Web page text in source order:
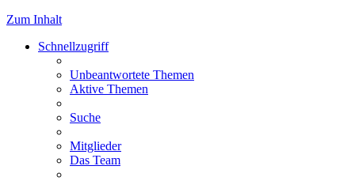
Zum Inhalt
Schnellzugriff
Unbeantwortete Themen
Aktive Themen
Suche
Mitglieder
Das Team